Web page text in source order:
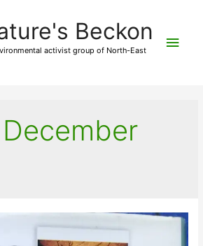
Beckon
activist group of North-East
Main
December